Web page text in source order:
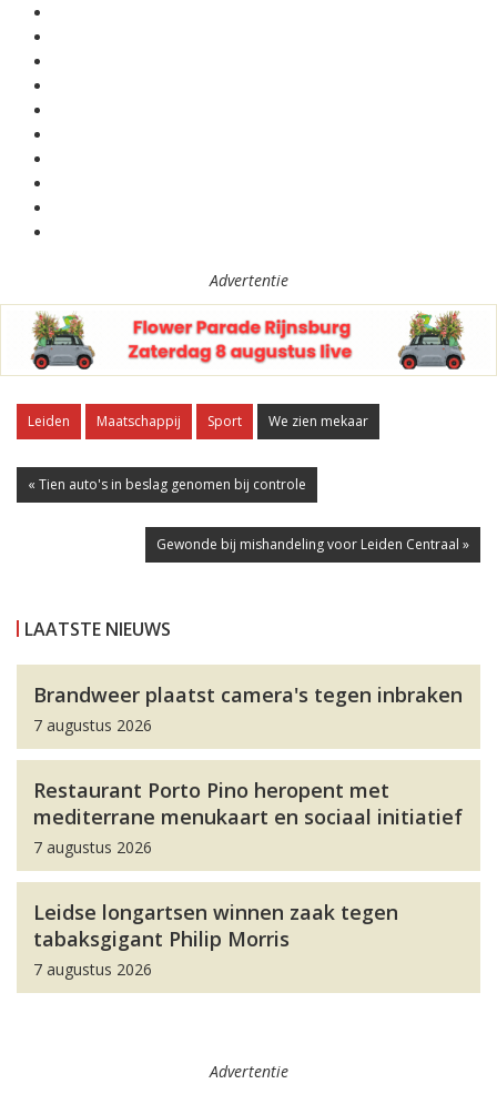
Advertentie
Leiden Maatschappij Sport We zien mekaar
« Tien auto's in beslag genomen bij controle
Gewonde bij mishandeling voor Leiden Centraal »
LAATSTE NIEUWS
Brandweer plaatst camera's tegen inbraken
7 augustus 2026
Restaurant Porto Pino heropent met
mediterrane menukaart en sociaal initiatief
7 augustus 2026
Leidse longartsen winnen zaak tegen
tabaksgigant Philip Morris
7 augustus 2026
Advertentie